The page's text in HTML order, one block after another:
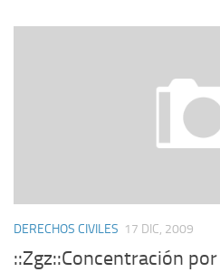
DERECHOS CIVILES 17 DIC, 2009
::Zgz::Concentración